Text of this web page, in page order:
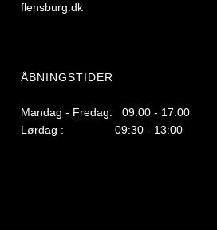
flensburg.dk
ÅBNINGSTIDER
Mandag - Fredag: 09:00 - 17:00
Lørdag : 09:30 - 13:00